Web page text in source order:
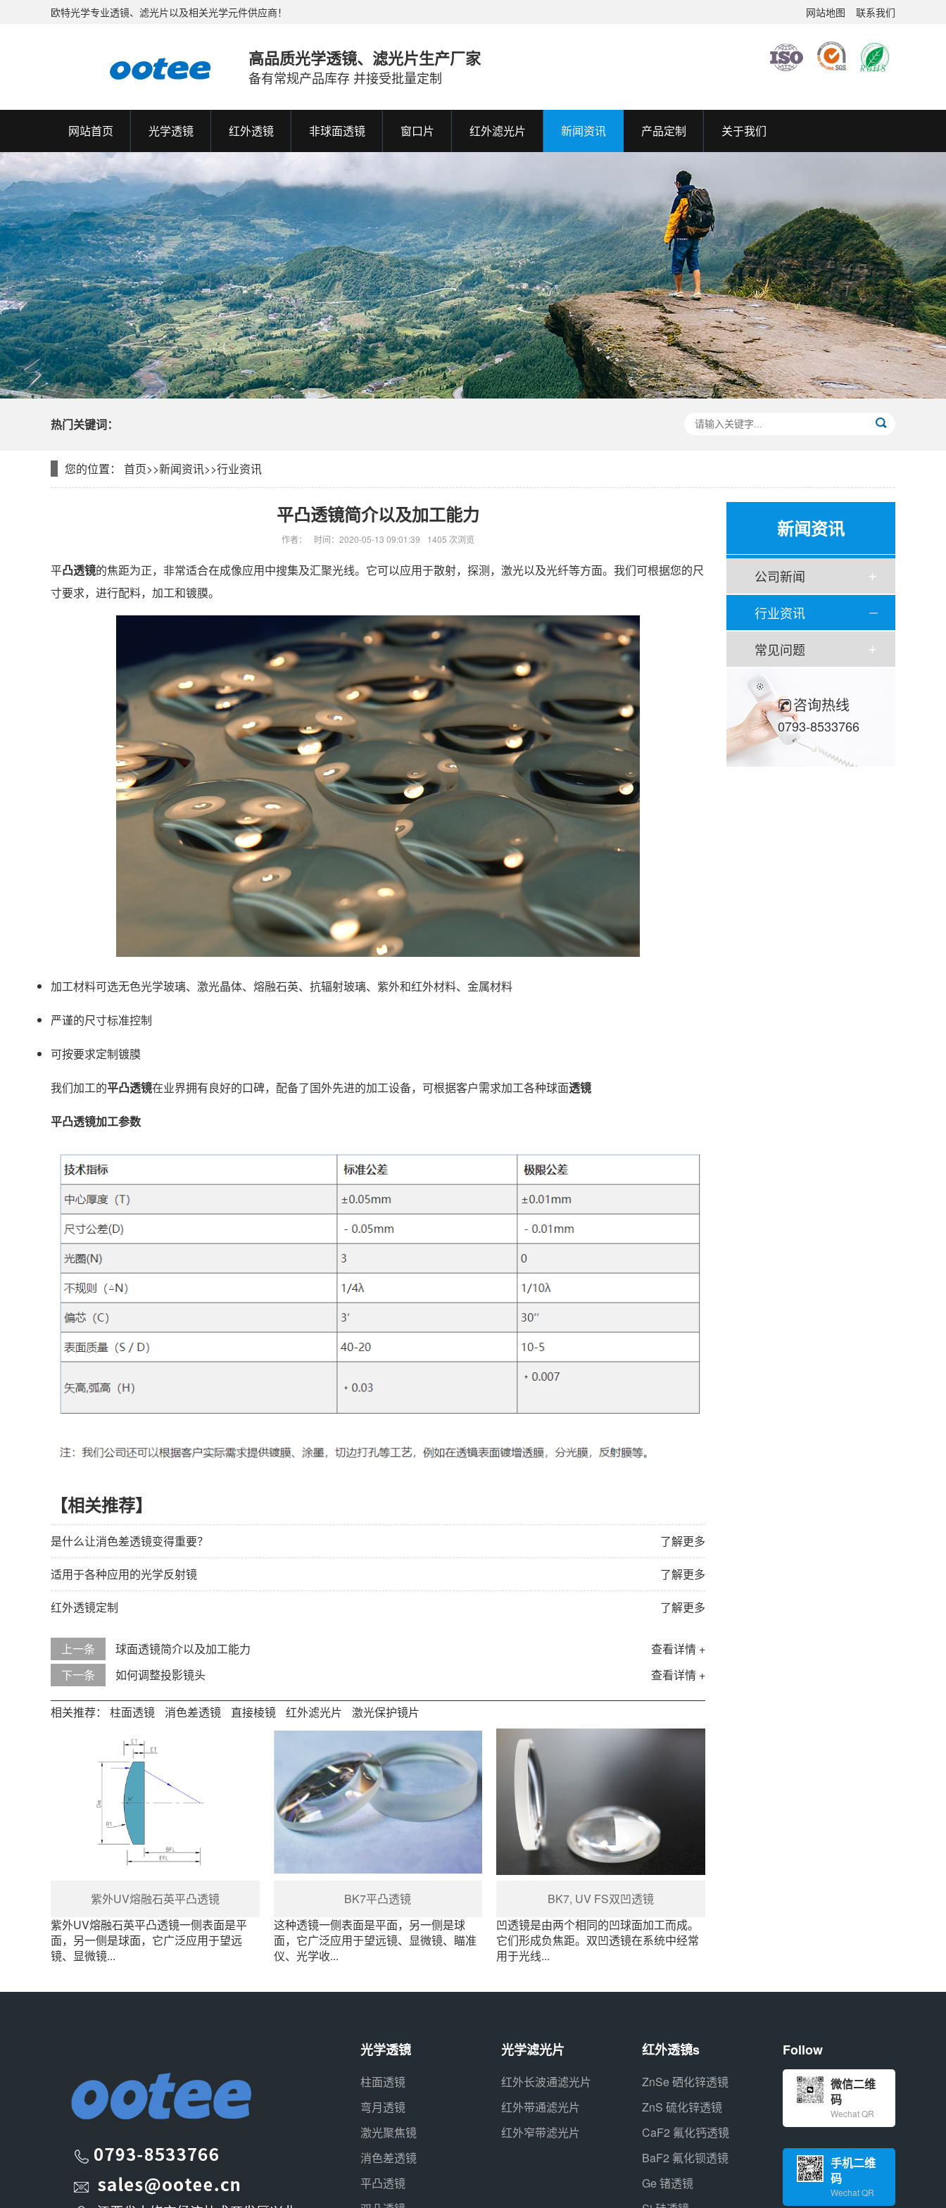
网站地图 联系我们
欧特光学专业透镜、滤光片以及相关光学元件供应商！
高品质光学透镜、滤光片生产厂家
备有常规产品库存 并接受批量定制
网站首页 光学透镜 红外透镜 非球面透镜 窗口片 红外滤光片 新闻资讯 产品定制 关于我们
热门关键词：
您的位置： 首页>>新闻资讯>>行业资讯
新闻资讯
公司新闻
行业资讯
常见问题
咨询热线
0793-8533766
平凸透镜简介以及加工能力
作者： 时间：2020-05-13 09:01:39 1405 次浏览
平凸透镜的焦距为正，非常适合在成像应用中搜集及汇聚光线。它可以应用于散射，探测，激光以及光纤等方面。我们可根据您的尺
寸要求，进行配料，加工和镀膜。
加工材料可选无色光学玻璃、激光晶体、熔融石英、抗辐射玻璃、紫外和红外材料、金属材料
严谨的尺寸标准控制
可按要求定制镀膜
我们加工的平凸透镜在业界拥有良好的口碑，配备了国外先进的加工设备，可根据客户需求加工各种球面透镜
平凸透镜加工参数
【相关推荐】
了解更多
是什么让消色差透镜变得重要？
了解更多
适用于各种应用的光学反射镜
了解更多
红外透镜定制
上一条 查看详情 +
球面透镜简介以及加工能力
下一条
查看详情 +
如何调整投影镜头
相关推荐： 柱面透镜 消色差透镜 直接棱镜 红外滤光片 激光保护镜片
紫外UV熔融石英平凸透镜
紫外UV熔融石英平凸透镜一侧表面是平
面，另一侧是球面，它广泛应用于望远
镜、显微镜...
BK7平凸透镜
这种透镜一侧表面是平面，另一侧是球
面，它广泛应用于望远镜、显微镜、瞄准
仪、光学收...
BK7, UV FS双凹透镜
凹透镜是由两个相同的凹球面加工而成。
它们形成负焦距。双凹透镜在系统中经常
用于光线...
光学透镜
柱面透镜
弯月透镜
激光聚焦镜
消色差透镜
平凸透镜
光学滤光片
红外长波通滤光片
红外带通滤光片
红外窄带滤光片
红外透镜s
ZnSe 硒化锌透镜
ZnS 硫化锌透镜
CaF2 氟化钙透镜
BaF2 氟化钡透镜
Ge 锗透镜
Follow
微信二维
码
Wechat QR
手机二维
码
Wechat QR